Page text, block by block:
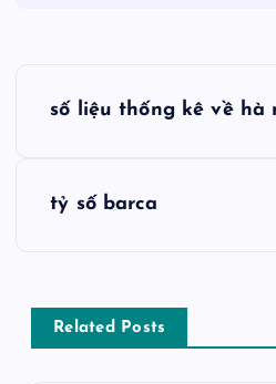
h
ư
số liệu thống kê về hà
tỷ số barca
Related Posts